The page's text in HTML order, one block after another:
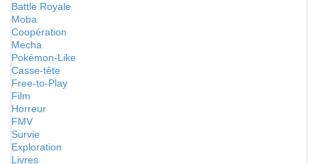
Battle Royale
Moba
Coopération
Mecha
Pokémon-Like
Casse-tête
Free-to-Play
Film
Horreur
FMV
Survie
Exploration
Livres